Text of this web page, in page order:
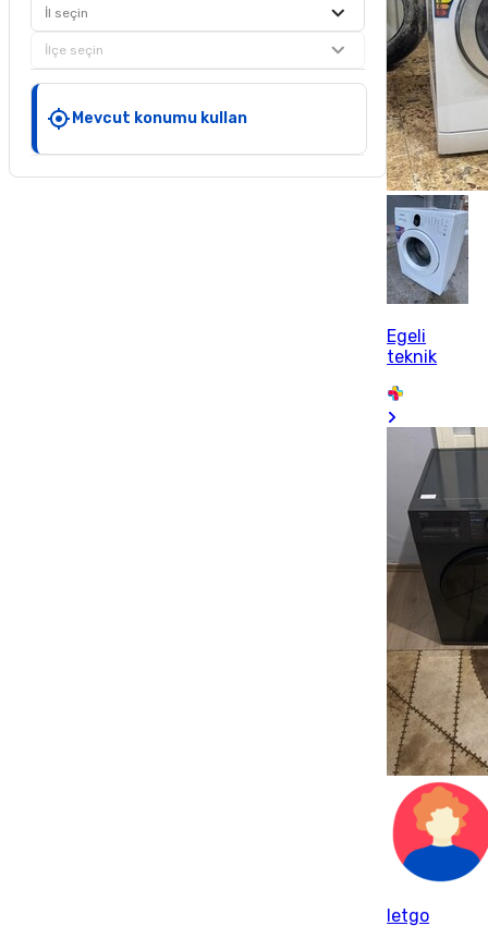
İl seçin
İlçe seçin
Mevcut konumu kullan
Egeli
teknik
letgo